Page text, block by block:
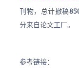
刊物，总计撤稿
分来自论文工厂。
参考链接：